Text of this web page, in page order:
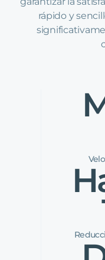
rápido y